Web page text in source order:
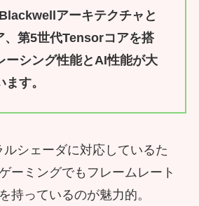
アーキテクチャと
、第5世代Tensorコアを搭
ーシング性能とAI性能が大
す。
シェーダに対応しているた
ーミングでもフレームレート
持っているのが魅力的。